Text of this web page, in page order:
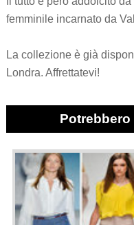
femminile incarnato da
La collezione è già
Londra. Affrettatevi!